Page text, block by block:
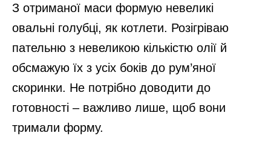
З отриманої маси формую невеликі
овальні голубці, як котлети. Розігріваю
пательню з невеликою кількістю олії й
обсмажую їх з усіх боків до рум’яної
скоринки. Не потрібно доводити до
готовності – важливо лише, щоб вони
тримали форму.